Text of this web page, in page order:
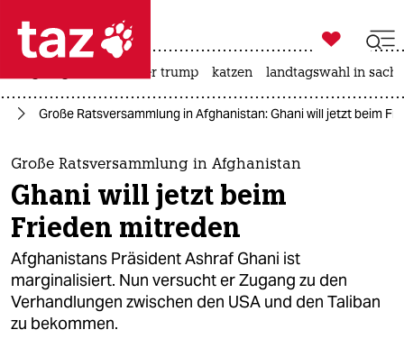
 taz zahl ich
taz zahl ich
themen
politik
öko
gesellschaft
kultur

taz zahl ich
usa unter trump katzen landtagswahl in
Große Ratsversammlung in Afghanistan: Ghani will jetzt beim
Große Ratsversammlung in Afghanistan
Ghani will jetzt beim
Frieden mitreden
Afghanistans Präsident Ashraf Ghani ist
marginalisiert. Nun versucht er Zugang zu den
Verhandlungen zwischen den USA und den Taliban
zu bekommen.